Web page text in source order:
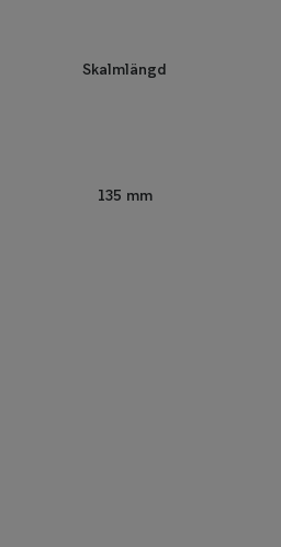
Skalmlängd
135 mm